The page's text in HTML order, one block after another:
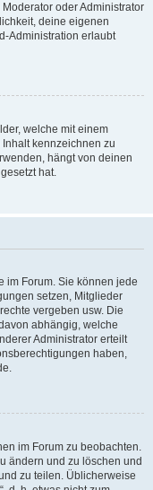
oder Administrator
deine eigenen
Administration erlaubt
welche mit einem
kennzeichnen zu
hängt von deinen
hat.
im Forum. Sie können jede
setzen, Mitglieder
vergeben usw. Die
abhängig, welche
Administrator erteilt
haben,
im Forum zu beobachten.
ändern und zu löschen und
zu teilen. Üblicherweise